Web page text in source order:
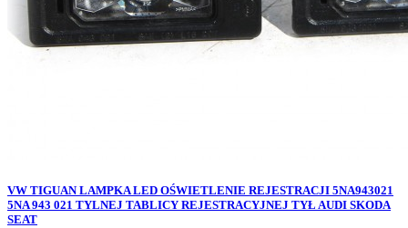
VW TIGUAN LAMPKA LED OŚWIETLENIE REJESTRACJI 5NA943021
5NA 943 021 TYLNEJ TABLICY REJESTRACYJNEJ TYŁ AUDI SKODA
SEAT